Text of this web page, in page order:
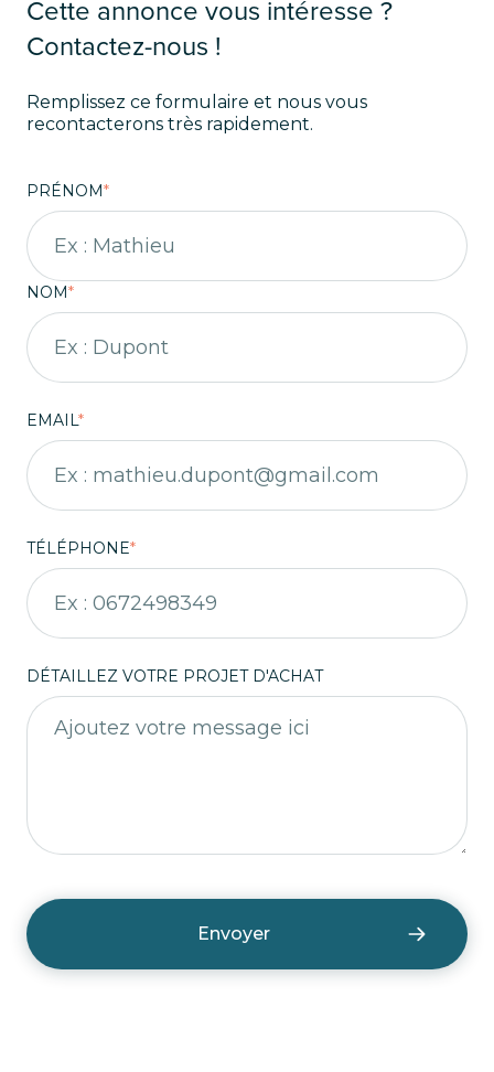
Cette annonce vous intéresse ?
Contactez-nous !
Remplissez ce formulaire et nous vous
recontacterons très rapidement.
PRÉNOM*
NOM*
EMAIL*
TÉLÉPHONE*
DÉTAILLEZ VOTRE PROJET D'ACHAT